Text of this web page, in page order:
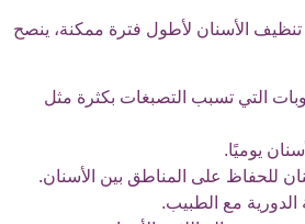
الأسنان لأطول فترة ممكنة، ينصح
التي تسبب التصبغات بكثرة مثل
يوميًا.
للحفاظ على المناطق بين الأسنان.
الدورية مع الطبيب.